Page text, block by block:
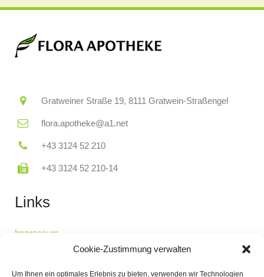
Cookie-Zustimmung verwalten
Um Ihnen ein optimales Erlebnis zu bieten, verwenden wir Technologien
Gratweiner Straße 19, 8111 Gratwein-Straßengel
flora.apotheke@a1.net
+43 3124 52 210
+43 3124 52 210-14
Links
Impressum
Datenschutzerklärung